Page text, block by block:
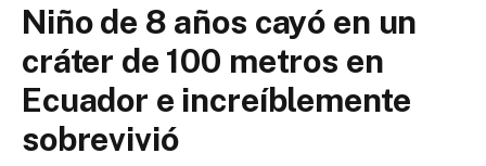
Niño de 8 años cayó en un
cráter de 100 metros en
Ecuador e increíblemente
sobrevivió